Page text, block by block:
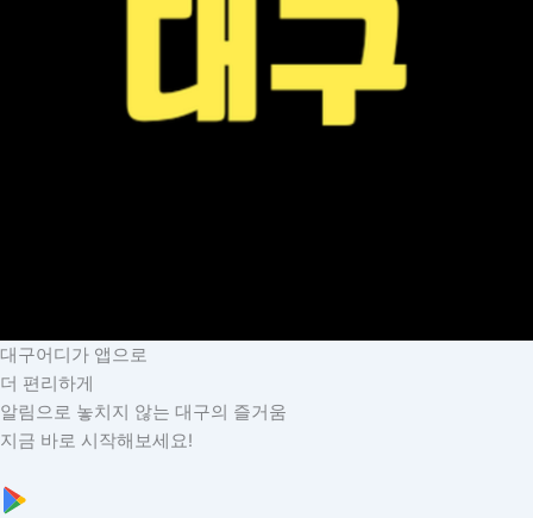
대구어디가 앱으로
더 편리하게
알림으로 놓치지 않는 대구의 즐거움
지금 바로 시작해보세요!